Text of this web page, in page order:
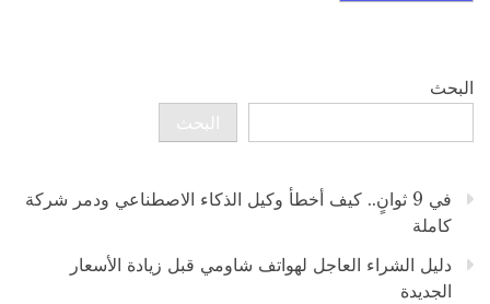
البحث
البحث
في 9 ثوانٍ.. كيف أخطأ وكيل الذكاء الاصطناعي ودمر شركة
كاملة
دليل الشراء العاجل لهواتف شاومي قبل زيادة الأسعار
الجديدة